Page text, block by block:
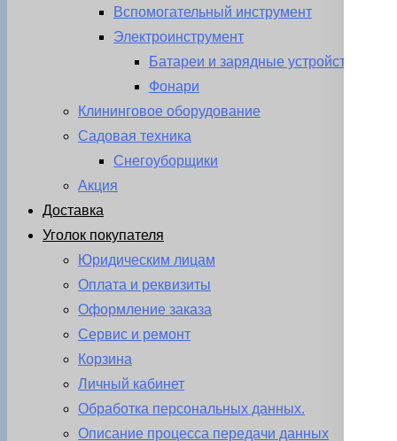
Вспомогательный инструмент
Электроинструмент
Батареи и зарядные устройства
Фонари
Клининговое оборудование
Садовая техника
Снегоуборщики
Акция
Доставка
Уголок покупателя
Юридическим лицам
Оплата и реквизиты
Оформление заказа
Сервис и ремонт
Корзина
Личный кабинет
Обработка персональных данных.
Описание процесса передачи данных